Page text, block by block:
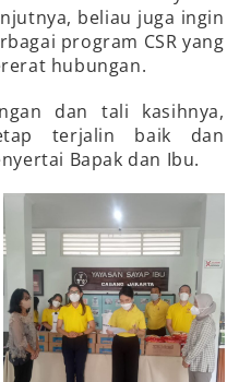
beliau juga ingin
program CSR yang
hubungan.
dan tali kasihnya,
terjalin baik dan
Bapak dan Ibu.